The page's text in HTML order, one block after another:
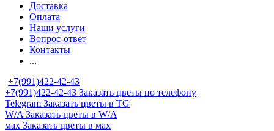
Доставка
Оплата
Наши услуги
Вопрос-ответ
Контакты
...
+7(991)422-42-43
+7(991)422-42-43 Заказать цветы по телефону
Telegram Заказать цветы в TG
W/A Заказать цветы в W/A
мах Заказать цветы в мах